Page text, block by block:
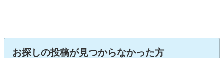
お探しの投稿が見つからなかった方